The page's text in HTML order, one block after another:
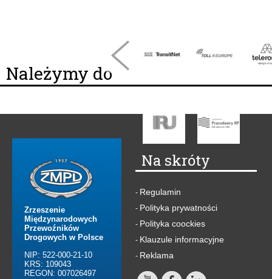
Należymy do
Zrzeszenie
Międzynarodowych
Przewoźników
Drogowych w Polsce
NIP: 522-000-21-10
KRS: 109043
REGON: 007026497
Na skróty
- Regulamin
- Polityka prywatności
- Polityka coockies
- Klauzule informacyjne
- Reklama